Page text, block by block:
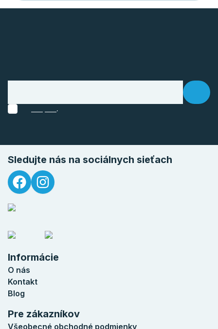
.
Sledujte nás na sociálnych sieťach
Informácie
O nás
Kontakt
Blog
Pre zákazníkov
Všeobecné obchodné podmienky